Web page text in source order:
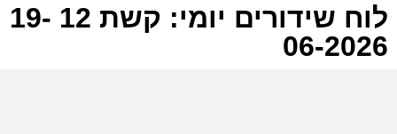
לוח שידורים יומי: קשת 12 19-
06-2026